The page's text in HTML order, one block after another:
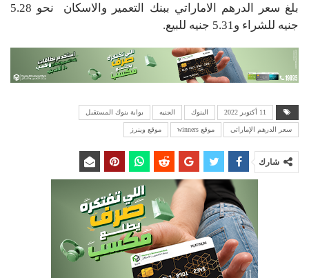
بلغ سعر الدرهم الاماراتي ببنك التعمير والاسكان نحو 5.28
جنيه للشراء و5.31 جنيه للبيع.
11 أكتوبر 2022 البنوك الجنيه بوابة بنوك المستقبل
سعر الدرهم الإماراتي موقع winners موقع وينرز
شارك